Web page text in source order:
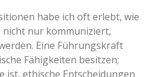
habe ich oft erlebt, wie
nicht nur kommuniziert,
Eine Führungskraft
Fähigkeiten besitzen;
ist, ethische Entscheidungen